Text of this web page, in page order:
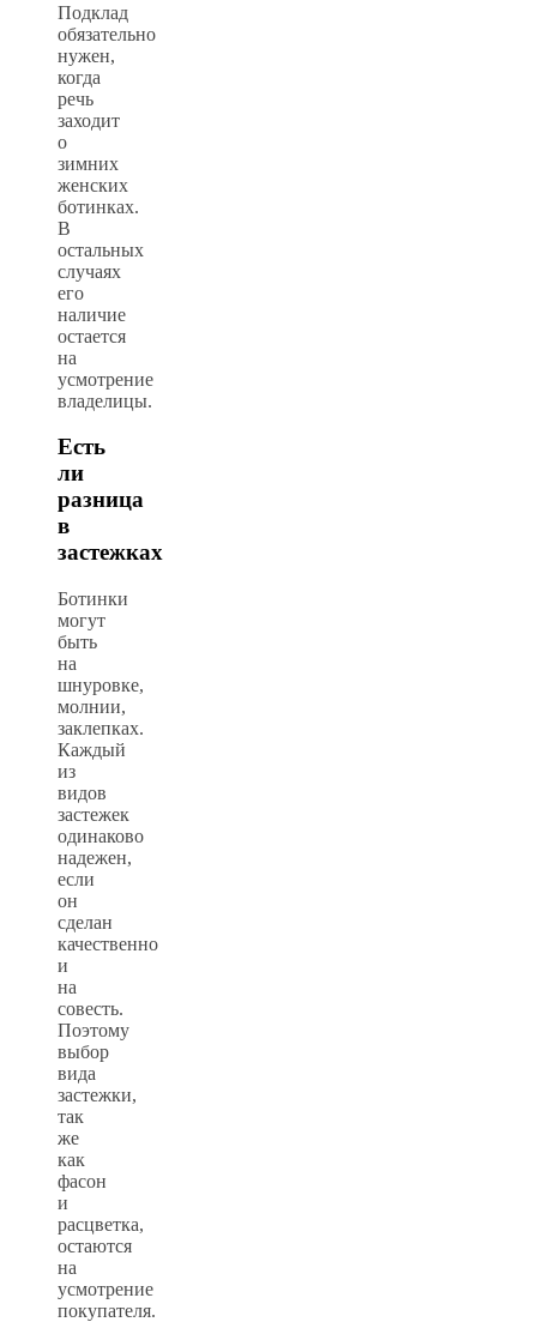
Подклад
обязательно
нужен,
когда
речь
заходит
о
зимних
женских
ботинках.
В
остальных
случаях
его
наличие
остается
на
усмотрение
владелицы.
Есть
ли
разница
в
застежках
Ботинки
могут
быть
на
шнуровке,
молнии,
заклепках.
Каждый
из
видов
застежек
одинаково
надежен,
если
он
сделан
качественно
и
на
совесть.
Поэтому
выбор
вида
застежки,
так
же
как
фасон
и
расцветка,
остаются
на
усмотрение
покупателя.